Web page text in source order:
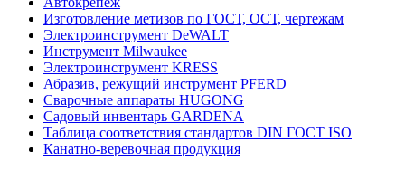
Изготовление метизов по ГОСТ, ОСТ, чертежам
Электроинструмент DeWALT
Инструмент Milwaukee
Электроинструмент KRESS
Абразив, режущий инструмент PFERD
Сварочные аппараты HUGONG
Садовый инвентарь GARDENA
Таблица соответствия стандартов DIN ГОСТ ISO
Канатно-веревочная продукция